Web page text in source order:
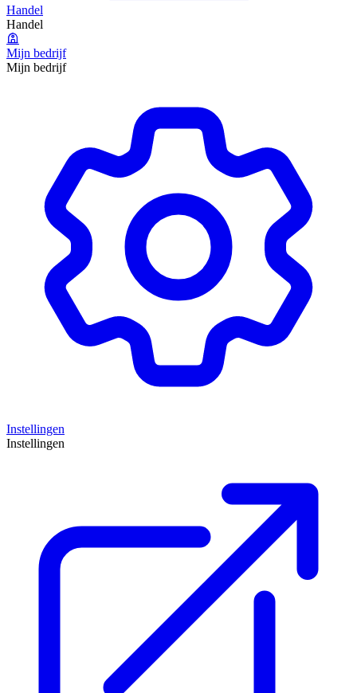
Handel
Handel
Mijn bedrijf
Mijn bedrijf
Instellingen
Instellingen